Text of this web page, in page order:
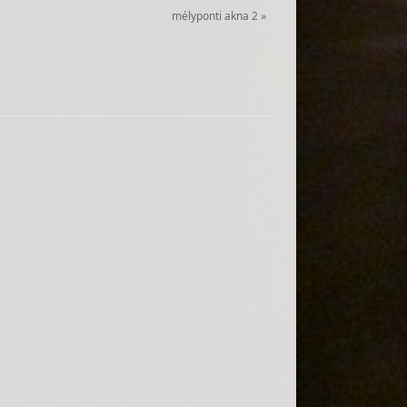
mélyponti akna 2»